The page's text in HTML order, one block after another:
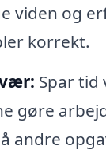
viden og
korrekt.
Spar tid
gøre
andre